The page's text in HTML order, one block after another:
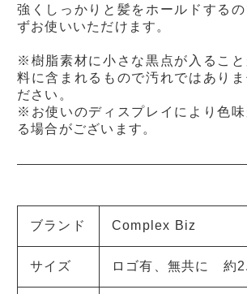
強くしっかりと髪をホールドする
ずお使いいただけます。
※樹脂素材に小さな黒点が入るこ
料に含まれるもので汚れではありま
ださい。
※お使いのディスプレイにより色味
る場合がございます。
ブランド Complex Biz
サイズ ロゴ有、無共に 約